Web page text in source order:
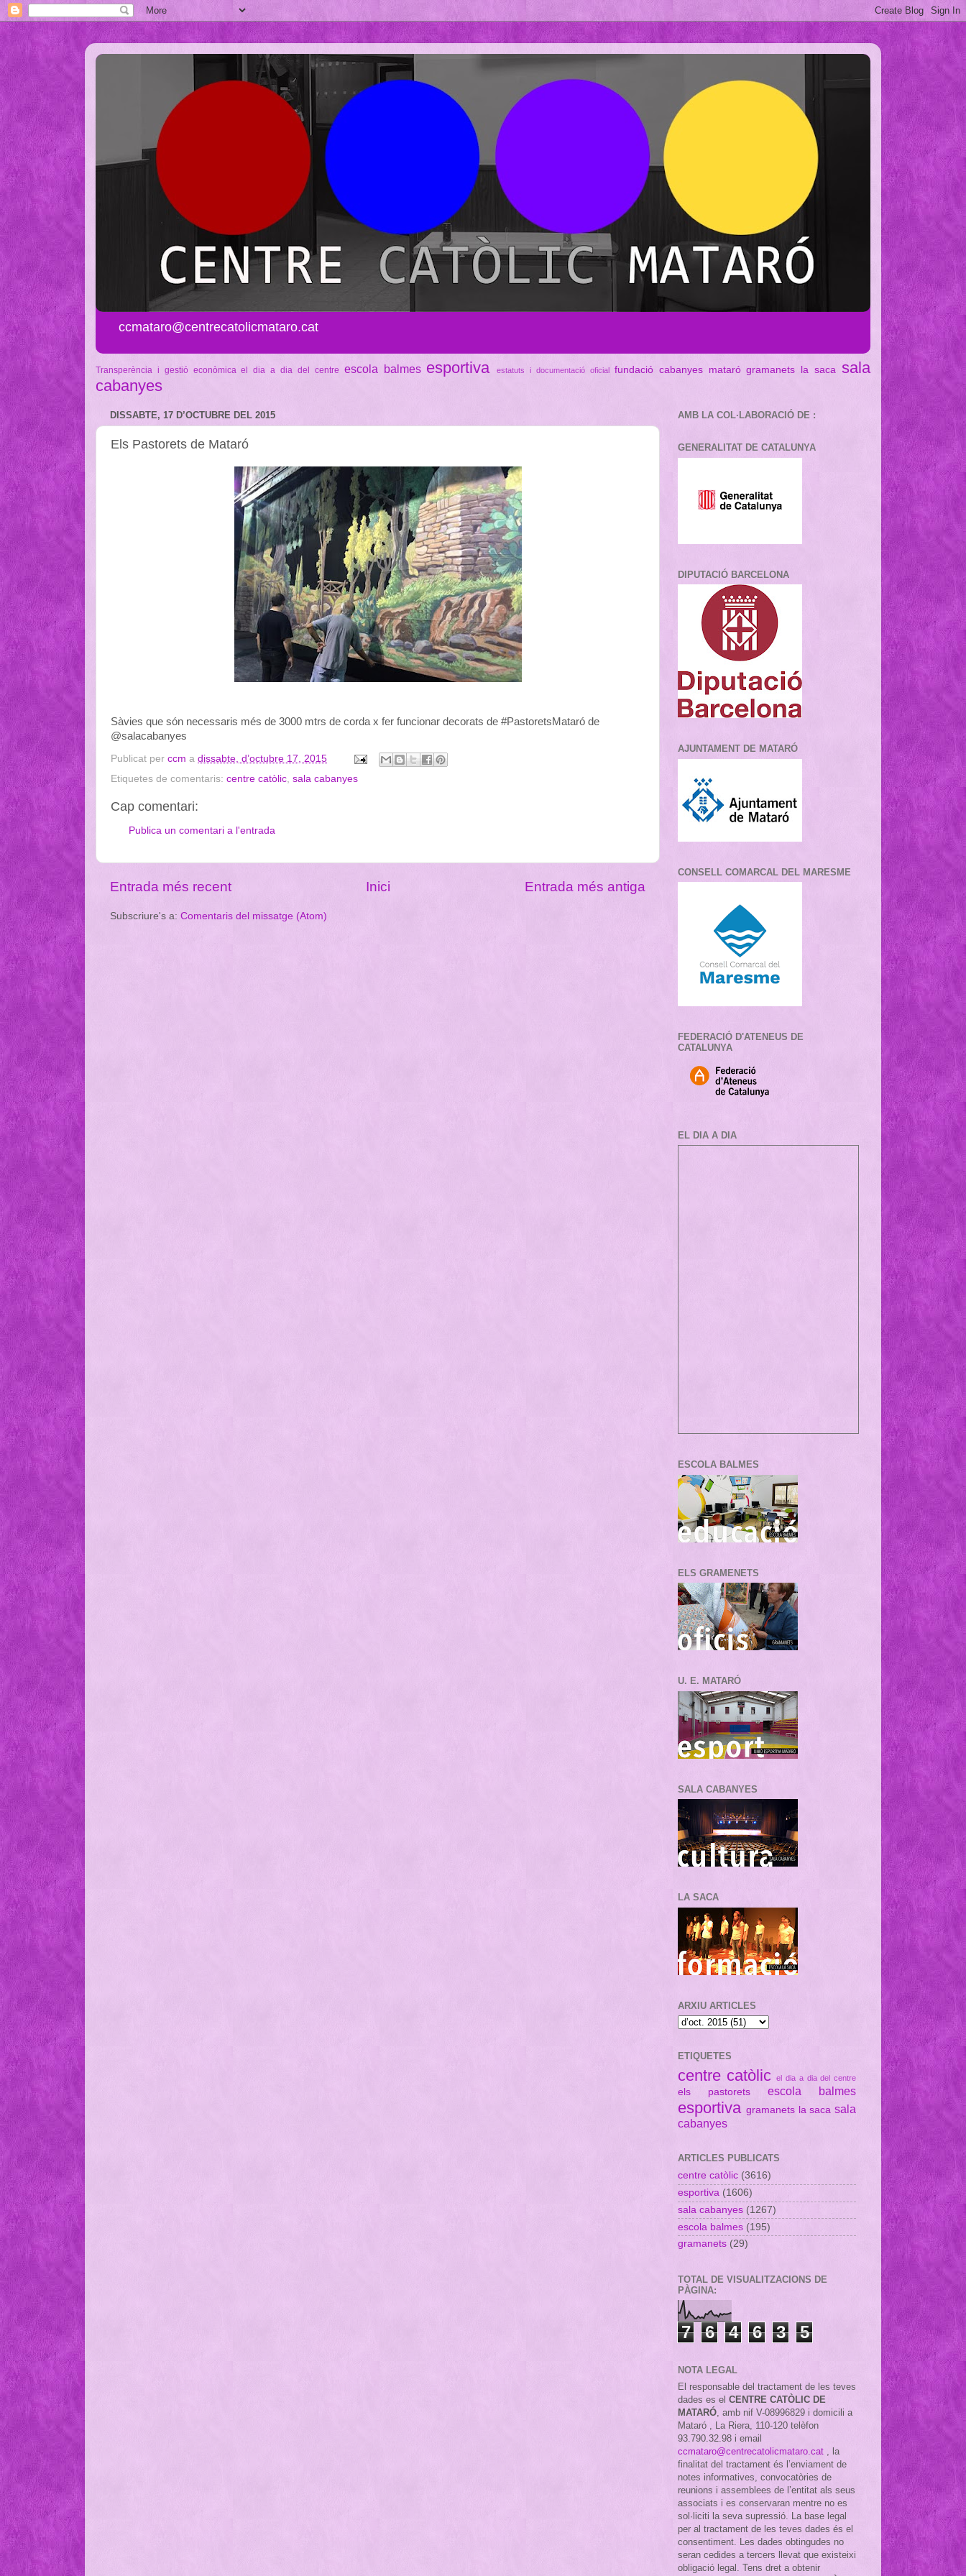
ccmataro@centrecatolicmataro.cat
Transperència i gestió econòmica el dia a dia del centre escola balmes esportiva estatuts i documentació oficial fundació cabanyes mataró gramanets la saca
sala
cabanyes
DISSABTE, 17 D’OCTUBRE DEL 2015
Els Pastorets de Mataró
Sàvies que són necessaris més de 3000 mtrs de corda x fer funcionar decorats de #PastoretsMataró de
@salacabanyes
Publicat per ccm a dissabte, d’octubre 17, 2015
Etiquetes de comentaris: centre catòlic, sala cabanyes
Cap comentari:
Publica un comentari a l'entrada
Entrada més recent Entrada més antiga
Inici
Subscriure's a: Comentaris del missatge (Atom)
AMB LA COL·LABORACIÓ DE :
GENERALITAT DE CATALUNYA
DIPUTACIÓ BARCELONA
AJUNTAMENT DE MATARÓ
CONSELL COMARCAL DEL MARESME
FEDERACIÓ D'ATENEUS DE
CATALUNYA
EL DIA A DIA
ESCOLA BALMES
ELS GRAMENETS
U. E. MATARÓ
SALA CABANYES
LA SACA
ARXIU ARTICLES
ETIQUETES
centre catòlic el dia a dia del centre
els pastorets escola balmes
esportiva gramanets la saca sala
cabanyes
ARTICLES PUBLICATS
centre catòlic (3616)
esportiva (1606)
sala cabanyes (1267)
escola balmes (195)
gramanets (29)
TOTAL DE VISUALITZACIONS DE
PÀGINA:
7 6 4 6 3 5
NOTA LEGAL
El responsable del tractament de les teves
dades es el CENTRE CATÒLIC DE
MATARÓ , amb nif V-08996829 i domicili a
Mataró , La Riera, 110-120 telèfon
93.790.32.98 i email
ccmataro@centrecatolicmataro.cat
la
finalitat del tractament és l’enviament de
notes informatives, convocatòries de
reunions i assemblees de l’entitat als seus
associats i es conservaran mentre no es
sol·liciti la seva supressió. La base legal
per al tractament de les teves dades és el
consentiment. Les dades obtingudes no
seran cedides a tercers llevat que existeixi
obligació legal. Tens dret a obtenir